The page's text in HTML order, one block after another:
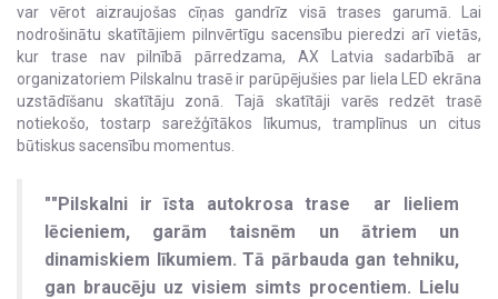
var vērot aizraujošas cīņas gandrīz visā trases garumā. Lai
nodrošinātu skatītājiem pilnvērtīgu sacensību pieredzi arī vietās,
kur trase nav pilnībā pārredzama, AX Latvia sadarbībā ar
organizatoriem Pilskalnu trasē ir parūpējušies par liela LED ekrāna
uzstādīšanu skatītāju zonā. Tajā skatītāji varēs redzēt trasē
notiekošo, tostarp sarežģītākos līkumus, tramplīnus un citus
būtiskus sacensību momentus.
""Pilskalni ir īsta autokrosa trase ar lieliem
lēcieniem, garām taisnēm un ātriem un
dinamiskiem līkumiem. Tā pārbauda gan tehniku,
gan braucēju uz visiem simts procentiem. Lielu